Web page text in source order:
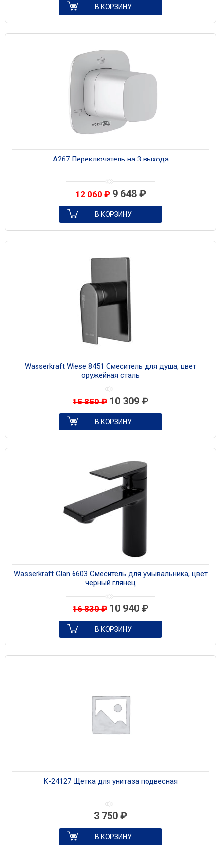
В КОРЗИНУ
A267 Переключатель на 3 выхода
12 060₽ 9 648 ₽
В КОРЗИНУ
Wasserkraft Wiese 8451 Смеситель для душа, цвет
оружейная сталь
15 850₽ 10 309 ₽
В КОРЗИНУ
Wasserkraft Glan 6603 Смеситель для умывальника, цвет
черный глянец
16 830₽ 10 940 ₽
В КОРЗИНУ
K-24127 Щетка для унитаза подвесная
3 750 ₽
В КОРЗИНУ